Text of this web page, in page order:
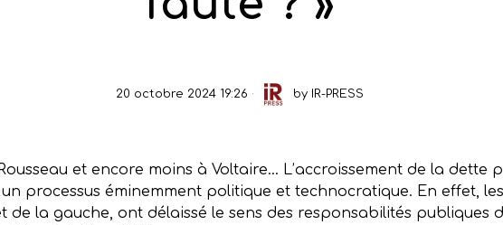
20 octobre 2024 19:26 by IR-PRESS
et encore moins à Voltaire… L’accroissement de la dette
processus éminemment politique et technocratique. En effet,
la gauche, ont délaissé le sens des responsabilités publiques